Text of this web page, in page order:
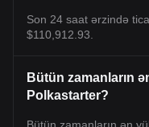
Son 24 saat ərzində
$110,912.93.
Bütün zamanların
Polkastarter?
Bütün zamanların ən